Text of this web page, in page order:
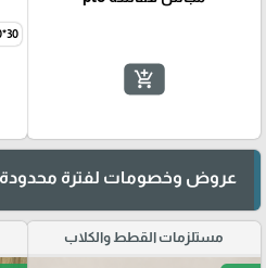
add_shopping_cart
30*30*50 سم
عروض وخصومات لفترة محدودة
مستلزمات القطط والكلاب